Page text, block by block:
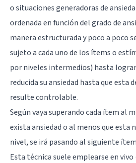
o situaciones generadoras de
ordenada en función del grado de
manera estructurada y poco a poco
sujeto a cada uno de los ítems o
por niveles intermedios) hasta
reducida su ansiedad hasta que esta
resulte controlable.
Según vaya superando cada ítem al
exista ansiedad o al menos que esta
nivel, se irá pasando al siguiente
Esta técnica suele emplearse en